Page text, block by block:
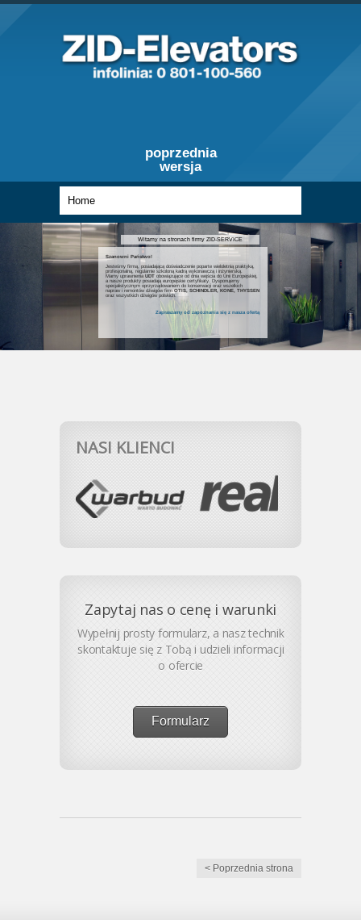
poprzednia
wersja
Witamy na stronach firmy ZID-SERVICE
Szanowni Państwo!
Jesteśmy firmą, posiadającą doświadczenie poparte wieloletnią praktyką,
profesjonalną, regularnie szkoloną kadrą wykonawczą i inżynierską.
Mamy uprawnieniaUDT obowiązujące od dnia wejścia do Unii Europejskiej,
a nasze produkty posiadają europejskie certyfikaty. Dysponujemy
specjalistycznym oprzyrządowaniem do konserwacji oraz wszelkich
napraw i remontów dźwigów firmOTIS, SCHINDLER, KONE, THYSSEN
oraz wszystkich dźwigów polskich.
Zapraszamy od zapoznania się z nasza ofertą
NASI KLIENCI
Zapytaj nas o cenę i warunki
Wypełnij prosty formularz, a nasz technik
skontaktuje się z Tobą i udzieli informacji
o ofercie
Formularz
< Poprzednia strona